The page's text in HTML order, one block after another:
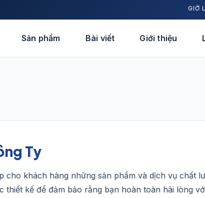
GIỜ
Sản phẩm Bài viết Giới thiệu
Ty
cho khách hàng những sản phẩm và dịch vụ chất
kế để đảm bảo rằng bạn hoàn toàn hài lòng